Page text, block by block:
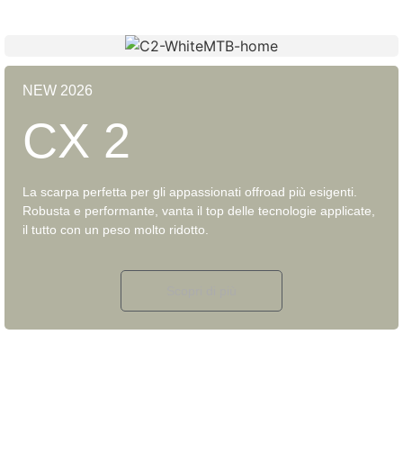
NEW 2026
CX 2
La scarpa perfetta per gli appassionati offroad più esigenti.
Robusta e performante, vanta il top delle tecnologie applicate,
il tutto con un peso molto ridotto.